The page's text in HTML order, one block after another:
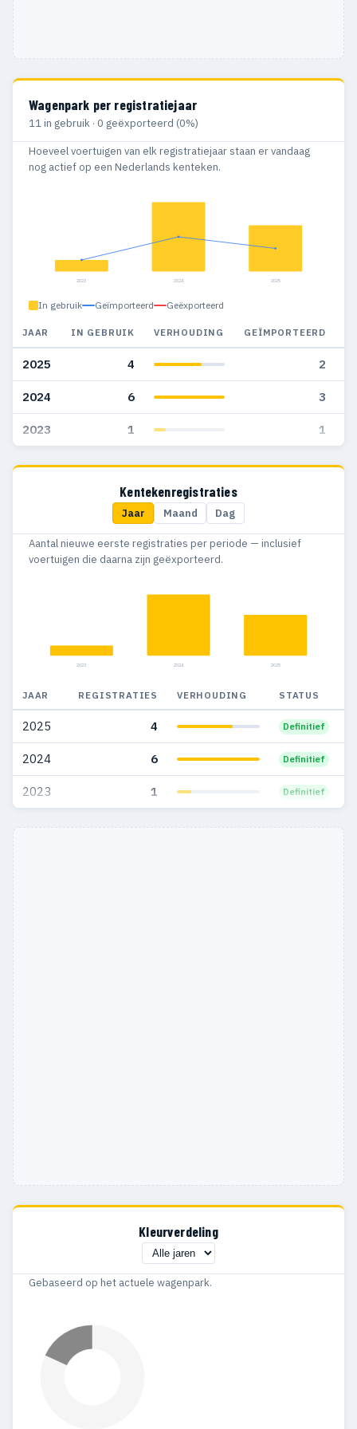
Wagenpark per registratiejaar
11 in gebruik · 0 geëxporteerd (0%)
Hoeveel voertuigen van elk registratiejaar staan er vandaag
nog actief op een Nederlands kenteken.
2023 2024 2025
In gebruik Geïmporteerd Geëxporteerd
JAAR IN GEBRUIK VERHOUDING GEÏMPORTEERD
2025 4 2
2024 6 3
2023 1 1
Kentekenregistraties
Jaar Maand Dag
Aantal nieuwe eerste registraties per periode — inclusief
voertuigen die daarna zijn geëxporteerd.
2023 2024 2025
JAAR REGISTRATIES VERHOUDING STATUS
2025 4 Definitief
2024 6 Definitief
2023 1 Definitief
Kleurverdeling
Gebaseerd op het actuele wagenpark.